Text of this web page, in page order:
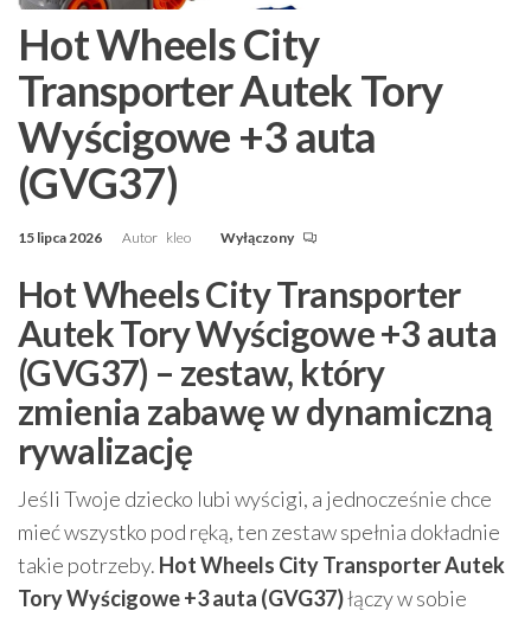
Hot Wheels City
Transporter Autek Tory
Wyścigowe +3 auta
(GVG37)
15 lipca 2026 Autor kleo Wyłączony
Hot Wheels City Transporter
Autek Tory Wyścigowe +3 auta
(GVG37) – zestaw, który
zmienia zabawę w dynamiczną
rywalizację
Jeśli Twoje dziecko lubi wyścigi, a jednocześnie chce
mieć wszystko pod ręką, ten zestaw spełnia dokładnie
takie potrzeby. Hot Wheels City Transporter Autek
Tory Wyścigowe +3 auta (GVG37)łączy w sobie